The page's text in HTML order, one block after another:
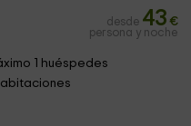
desde 43 €
persona y noche
1 huéspedes